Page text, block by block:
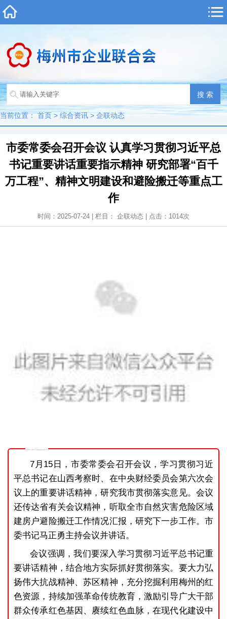
当前位置：首页>综合资讯>企联动态
市委常委会召开会议 认真学习贯彻习近平总
书记重要讲话重要指示精神 研究部署“百千
万工程”、精神文明建设和避险搬迁等重点工
作
时间：2025-07-24 | 栏目： 企联动态 | 点击： 1014次
7月15日，市委常委会召开会议，学习贯彻习近
平总书记在山西考察时、在中央财经委员会第六次会
议上的重要讲话精神，研究我市贯彻落实意见。会议
还传达省有关会议精神，听取全市自然灾害危险区域
建房户避险搬迁工作情况汇报，研究下一步工作。市
委书记马正勇主持会议并讲话。
会议强调，我们要深入学习贯彻习近平总书记重
要讲话精神，结合地方实际抓好贯彻落实。要大力弘
扬伟大抗战精神、苏区精神，充分挖掘利用梅州的红
色资源，持续加强革命传统教育，激励引导广大干部
群众传承红色基因、赓续红色血脉，在现代化建设中